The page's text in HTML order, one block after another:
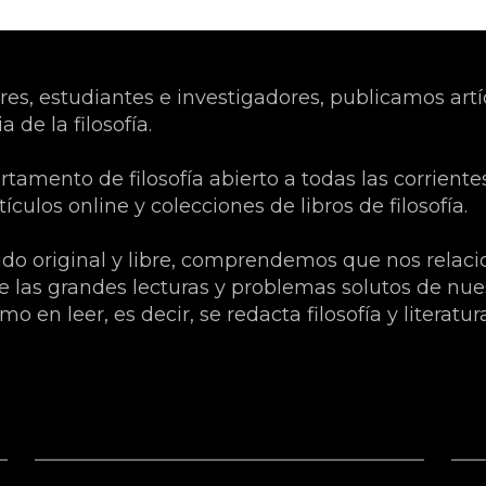
estudiantes e investigadores, publicamos
de la filosofía.
de filosofía abierto a todas las
online y colecciones de libros de filosofía.
original y libre, comprendemos que nos
grandes lecturas y problemas solutos de
en leer, es decir, se redacta filosofía y